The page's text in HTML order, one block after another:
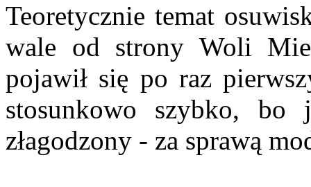
Teoretycznie temat
wale od strony Woli
pojawił się po raz
stosunkowo szybko, bo
złagodzony - za sprawą